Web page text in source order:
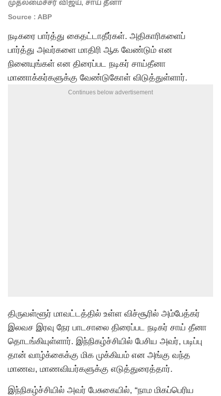
முதலமைச்சர் விஜய், சாய் தீனா
Source : ABP
நடிகரை பார்த்து கைதட்டாதீர்கள். அதிகாரிகளைப்
பார்த்து அவர்களை மாதிரி ஆக வேண்டும் என
நினையுங்கள் என திரைப்பட நடிகர் சாய்தீனா
மாணாக்கர்களுக்கு வேண்டுகோள் விடுத்துள்ளார்.
Continues below advertisement
திருவள்ளூர் மாவட்டத்தில் உள்ள விச்சூரில் அம்பேத்கர்
இலவச இரவு நேர பாடசாலை திரைப்பட நடிகர் சாய் தீனா
தொடங்கியுள்ளார். இந்நிகழ்ச்சியில் பேசிய அவர், படிப்பு
தான் வாழ்க்கைக்கு மிக முக்கியம் என அங்கு வந்த
மாணவ, மாணவியர்களுக்கு எடுத்துரைத்தார்.
இந்நிகழ்ச்சியில் அவர் பேசுகையில், “நாம மிகப்பெரிய